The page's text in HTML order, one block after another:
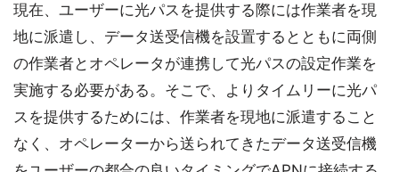
現在、ユーザーに光パスを提供する際には作業者を現
地に派遣し、データ送受信機を設置するとともに両側
の作業者とオペレータが連携して光パスの設定作業を
実施する必要がある。そこで、よりタイムリーに光パ
スを提供するためには、作業者を現地に派遣すること
なく、オペレーターから送られてきたデータ送受信機